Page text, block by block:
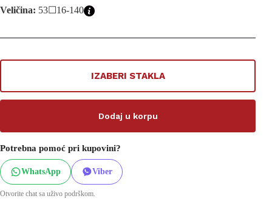
Veličina: 53☐16-140
IZABERI STAKLA
Dodaj u korpu
Potrebna pomoć pri kupovini?
WhatsApp Viber
Otvorite chat sa uživo podrškom.